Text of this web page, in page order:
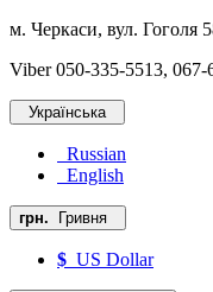
м. Черкаси, вул. Гоголя
Viber 050-335-5513, 067-
Українська
Russian
English
грн. Гривня
$ US Dollar